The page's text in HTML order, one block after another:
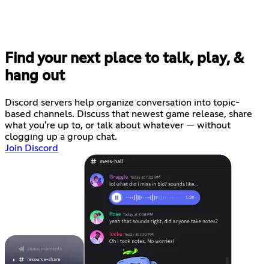
Find your next place to talk, play, &
hang out
Discord servers help organize conversation into topic-
based channels. Discuss that newest game release, share
what you're up to, or talk about whatever — without
clogging up a group chat.
Join Discord